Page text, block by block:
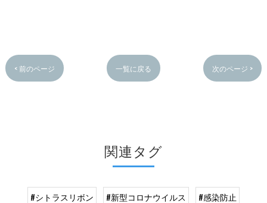
< 前のページ 一覧に戻る 次のページ >
関連タグ
#シトラスリボン #新型コロナウイルス
#感染防止